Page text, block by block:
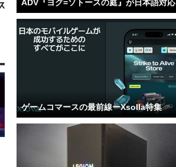
ADV『ヨグ=ソトースの庭』が日本語対応
ゲームコマースの最前線ーXsolla特集